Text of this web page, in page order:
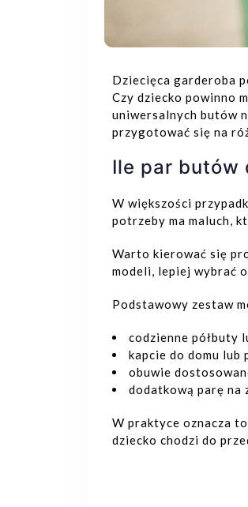
Dziecięca garderoba
Czy dziecko powinno
uniwersalnych butów
przygotować się na
Ile par butów
W większości
potrzeby ma maluch,
Warto kierować się
modeli, lepiej wybrać
Podstawowy zestaw
codzienne półbuty
kapcie do domu lub
obuwie
dodatkową parę na
W praktyce oznacza
dziecko chodzi do